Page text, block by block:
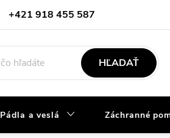
+421 918 455 587
info@vodacky-obchod.sk
HĽADAŤ
Pádla a veslá Záchranné